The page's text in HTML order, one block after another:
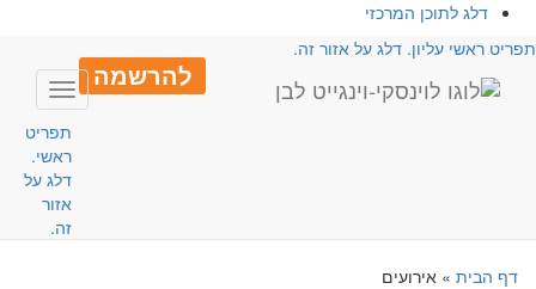
דלג לתוכן המרכזי
ראשי עליון. דלג על אזור זה.
להרשמה
Toggle
תפריט
ראשי.
דלג על
אזור
זה.
דף הבית» אירועים